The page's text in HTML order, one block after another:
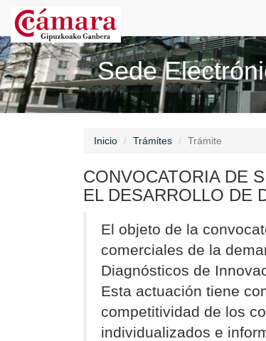
Sede
Inicio Trámites Trámite
CONVOCATORIA DE
EL DESARROLLO DE
El objeto de la
comerciales de la
Diagnósticos de
Esta actuación tiene
competitividad de los
individualizados e